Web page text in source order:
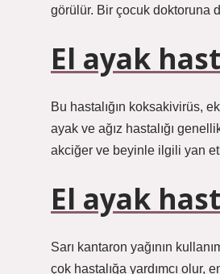
görülür. Bir çocuk doktoruna
El ayak
Bu hastalığın koksakivirüs,
ayak ve ağız hastalığı
akciğer ve beyinle ilgili yan
El ayak
Sarı kantaron yağının
çok hastalığa yardımcı olur,